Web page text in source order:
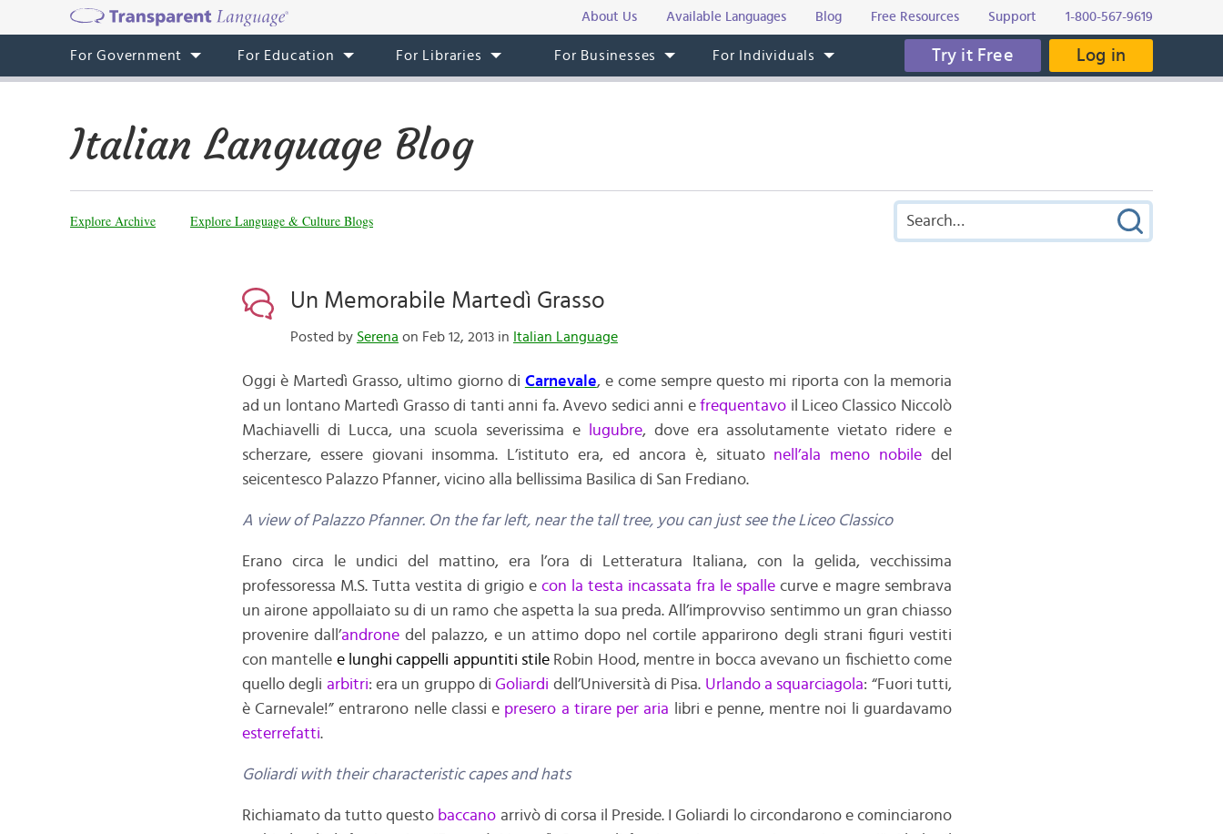
About Us Available Languages Blog Free Resources Support 1-800-567-9619
For Government For Education For Libraries For Businesses For Individuals Try it Free Log in
Italian Language Blog
Explore Archive Explore Language & Culture Blogs
Un Memorabile Martedì Grasso
Posted by Serena on Feb 12, 2013 in Italian Language
Oggi è Martedì Grasso, ultimo giorno di Carnevale, e come sempre questo mi riporta con la memoria
ad un lontano Martedì Grasso di tanti anni fa. Avevo sedici anni efrequentavo il Liceo Classico Niccolò
Machiavelli di Lucca, una scuola severissima e
lugubre, dove era assolutamente vietato ridere e
scherzare, essere giovani insomma. L’istituto era, ed ancora è, situato nell’ala meno nobile del
seicentesco Palazzo Pfanner, vicino alla bellissima Basilica di San Frediano.
A view of Palazzo Pfanner. On the far left, near the tall tree, you can just see the Liceo Classico
Erano circa le undici del mattino, era l’ora di Letteratura Italiana, con la gelida, vecchissima
professoressa M.S. Tutta vestita di grigio e con la testa incassata fra le spallecurve e magre sembrava
un airone appollaiato su di un ramo che aspetta la sua preda. All’improvviso sentimmo un gran chiasso
provenire dall’androne del palazzo, e un attimo dopo nel cortile apparirono degli strani figuri vestiti
con mantelle e lunghi cappelli appuntiti stileRobin Hood, mentre in bocca avevano un fischietto come
quello degli arbitri: era un gruppo diGoliardi dell’Università di Pisa. Urlando a squarciagola: “Fuori tutti,
è Carnevale!” entrarono nelle classi e presero a tirare per aria libri e penne, mentre noi li guardavamo
esterrefatti.
Goliardi with their characteristic capes and hats
Richiamato da tutto questo baccano arrivò di corsa il Preside. I Goliardi lo circondarono e cominciarono